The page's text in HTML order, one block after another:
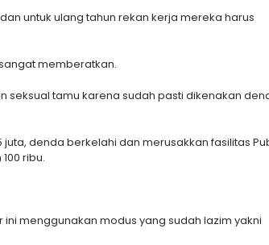
untuk ulang tahun rekan kerja mereka harus
memberatkan.
seksual tamu karena sudah pasti dikenakan
denda berkelahi dan merusakkan fasilitas
ribu.
ini menggunakan modus yang sudah lazim yakni